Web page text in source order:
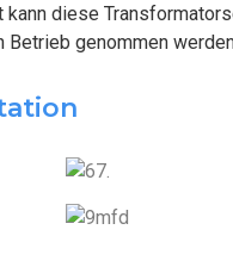
kann diese
Betrieb genommen